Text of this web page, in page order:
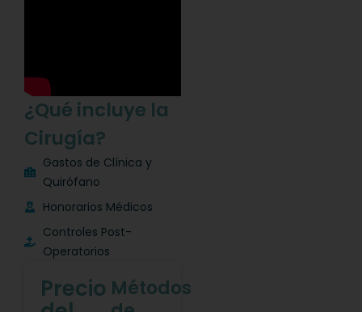
¿Qué incluye la
Cirugía?
Gastos de Clínica y
Quirófano
Honorarios Médicos
Controles Post-
Operatorios
Precio Métodos